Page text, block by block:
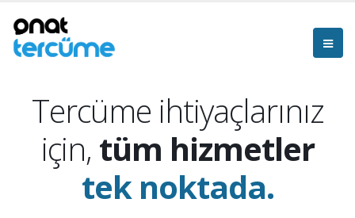
Tercüme ihtiyaçlarınız
için, tüm hizmetler
tek noktada.